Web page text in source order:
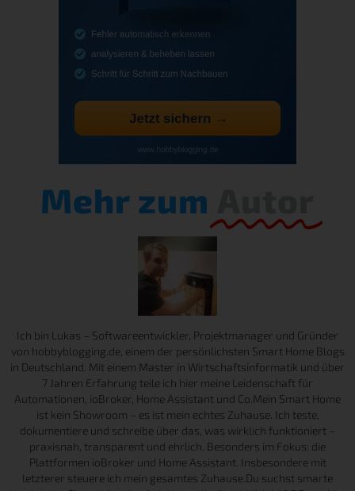
Mehr zum
Ich bin Lukas – Softwareentwickler, Projektmanager und Gründer
von hobbyblogging.de, einem der persönlichsten Smart Home Blogs
in Deutschland. Mit einem Master in Wirtschaftsinformatik und über
7 Jahren Erfahrung teile ich hier meine Leidenschaft für
Automationen, ioBroker, Home Assistant und Co.Mein Smart Home
ist kein Showroom – es ist mein echtes Zuhause. Ich teste,
dokumentiere und schreibe über das, was wirklich funktioniert –
praxisnah, transparent und ehrlich. Besonders im Fokus: die
Plattformen ioBroker und Home Assistant. Insbesondere mit
letzterer steuere ich mein gesamtes Zuhause.Du suchst smarte